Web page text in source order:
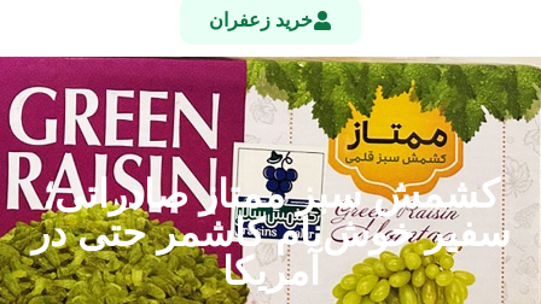
خرید زعفران
کشمش سبز ممتاز صادراتی؛
سفیر خوش‌نام کاشمر حتی در
آمریکا